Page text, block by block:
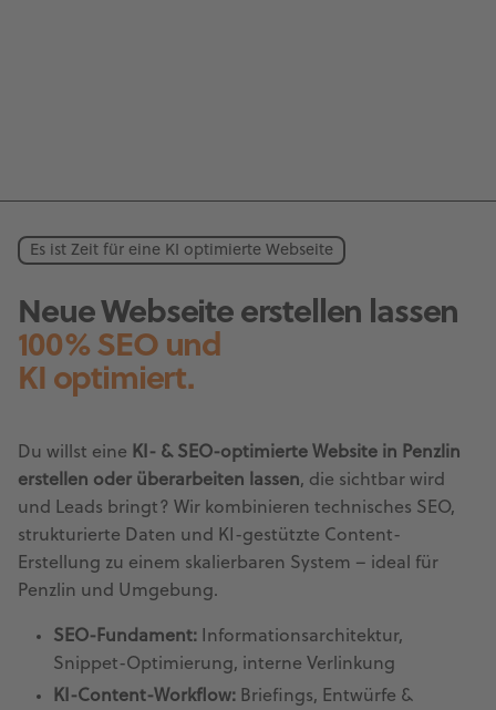
Es ist Zeit für eine KI optimierte Webseite
Neue Webseite erstellen lassen
100% SEO und
KI optimiert.
Du willst eine KI- & SEO-optimierte Website in Penzlin
erstellen oder überarbeiten lassen, die sichtbar wird
und Leads bringt? Wir kombinieren technisches SEO,
strukturierte Daten und KI-gestützte Content-
Erstellung zu einem skalierbaren System – ideal für
Penzlin und Umgebung.
SEO-Fundament: Informationsarchitektur,
Snippet-Optimierung, interne Verlinkung
KI-Content-Workflow: Briefings, Entwürfe &